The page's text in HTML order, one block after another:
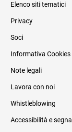
Elenco siti tematici
Privacy
Soci
Informativa Cookies
Note legali
Lavora con noi
Whistleblowing
Accessibilità e